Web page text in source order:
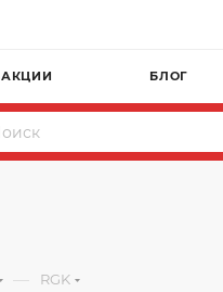
АКЦИИ БЛОГ
— RGK